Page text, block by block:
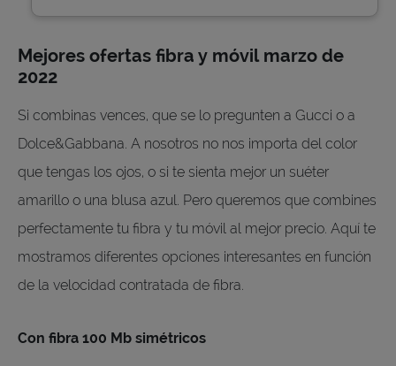
Mejores ofertas fibra y móvil marzo de
2022
Si combinas vences, que se lo pregunten a Gucci o a
Dolce&Gabbana. A nosotros no nos importa del color
que tengas los ojos, o si te sienta mejor un suéter
amarillo o una blusa azul. Pero queremos que combines
perfectamente tu fibra y tu móvil al mejor precio. Aquí te
mostramos diferentes opciones interesantes en función
de la velocidad contratada de fibra.
Con fibra 100 Mb simétricos